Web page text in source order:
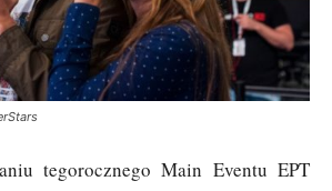
tegorocznego Main Eventu EPT